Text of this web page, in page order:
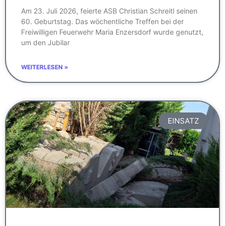
Am 23. Juli 2026, feierte ASB Christian Schreitl seinen
60. Geburtstag. Das wöchentliche Treffen bei der
Freiwilligen Feuerwehr Maria Enzersdorf wurde genutzt,
um den Jubilar
WEITERLESEN »
EINSATZ